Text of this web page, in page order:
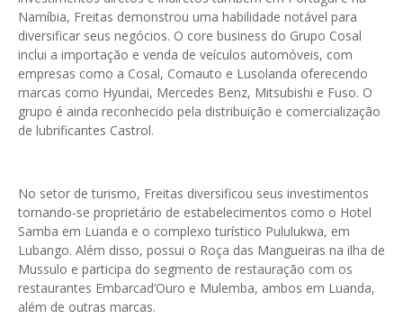
Namíbia, Freitas demonstrou uma habilidade notável para
diversificar seus negócios. O core business do Grupo Cosal
inclui a importação e venda de veículos automóveis, com
empresas como a Cosal, Comauto e Lusolanda oferecendo
marcas como Hyundai, Mercedes Benz, Mitsubishi e Fuso. O
grupo é ainda reconhecido pela distribuição e comercialização
de lubrificantes Castrol.
No setor de turismo, Freitas diversificou seus investimentos
tornando-se proprietário de estabelecimentos como o Hotel
Samba em Luanda e o complexo turístico Pululukwa, em
Lubango. Além disso, possui o Roça das Mangueiras na ilha de
Mussulo e participa do segmento de restauração com os
restaurantes Embarcad’Ouro e Mulemba, ambos em Luanda,
além de outras marcas.